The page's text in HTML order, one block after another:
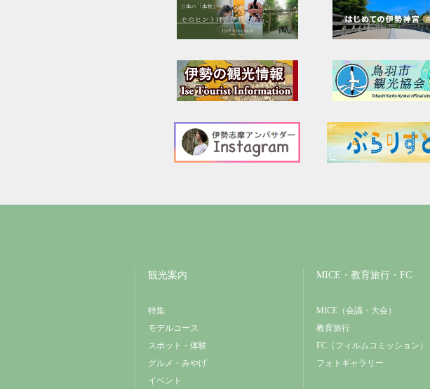
観光案内
特集
モデルコース
スポット・体験
グルメ・みやげ
イベント
MICE・教育旅行・FC
MICE（会議・大会）
教育旅行
FC（フィルムコミッション）
フォトギャラリー